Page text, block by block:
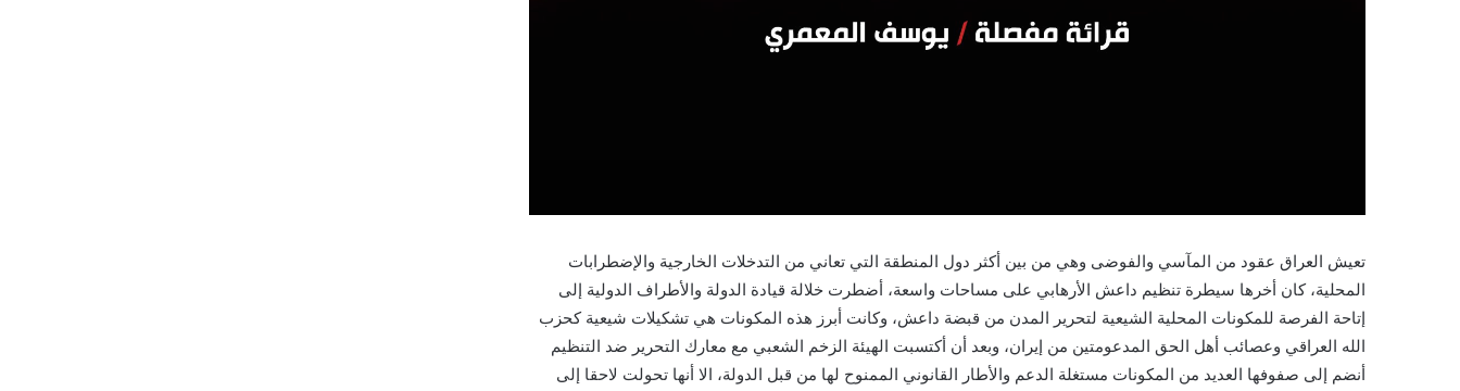
تعيش العراق عقود من المآسي والفوضى وهي من بين أكثر دول المنطقة التي تعاني من التدخلات الخارجية والإضطرابات
المحلية، كان أخرها سيطرة تنظيم داعش الأرهابي على مساحات واسعة، أضطرت خلالة قيادة الدولة والأطراف الدولية إلى
إتاحة الفرصة للمكونات المحلية الشيعية لتحرير المدن من قبضة داعش، وكانت أبرز هذه المكونات هي تشكيلات شيعية كحزب
الله العراقي وعصائب أهل الحق المدعومتين من إيران، وبعد أن أكتسبت الهيئة الزخم الشعبي مع معارك التحرير ضد التنظيم
أنضم إلى صفوفها العديد من المكونات مستغلة الدعم والأطار القانوني الممنوح لها من قبل الدولة، الا أنها تحولت لاحقا إلى